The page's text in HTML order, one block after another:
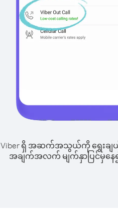
Viber ရှိ အဆက်အသွယ်ကို ရွေးချ
အချက်အလက် မျက်နှာပြင်မှနေ၍